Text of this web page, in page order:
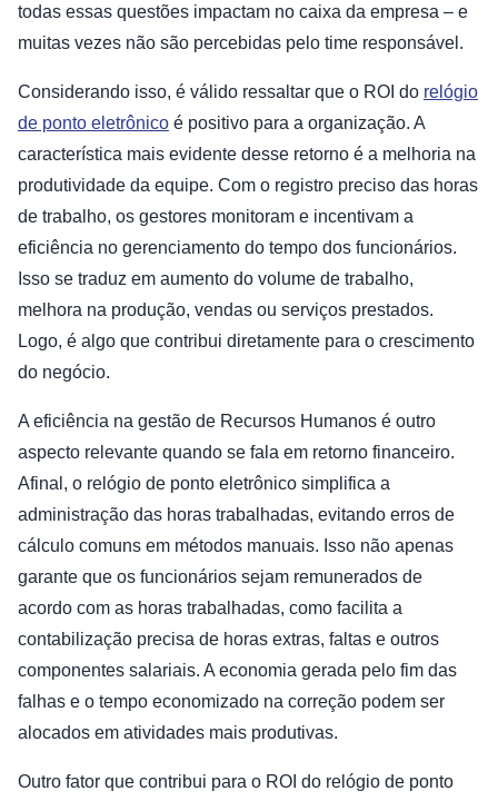
todas essas questões impactam no caixa da empresa – e
muitas vezes não são percebidas pelo time responsável.
Considerando isso, é válido ressaltar que o ROI do relógio
de ponto eletrônico é positivo para a organização. A
característica mais evidente desse retorno é a melhoria na
produtividade da equipe. Com o registro preciso das horas
de trabalho, os gestores monitoram e incentivam a
eficiência no gerenciamento do tempo dos funcionários.
Isso se traduz em aumento do volume de trabalho,
melhora na produção, vendas ou serviços prestados.
Logo, é algo que contribui diretamente para o crescimento
do negócio.
A eficiência na gestão de Recursos Humanos é outro
aspecto relevante quando se fala em retorno financeiro.
Afinal, o relógio de ponto eletrônico simplifica a
administração das horas trabalhadas, evitando erros de
cálculo comuns em métodos manuais. Isso não apenas
garante que os funcionários sejam remunerados de
acordo com as horas trabalhadas, como facilita a
contabilização precisa de horas extras, faltas e outros
componentes salariais. A economia gerada pelo fim das
falhas e o tempo economizado na correção podem ser
alocados em atividades mais produtivas.
Outro fator que contribui para o ROI do relógio de ponto